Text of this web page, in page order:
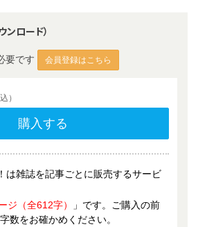
ンロード）
要です 会員登録はこちら
）
購入する
は雑誌を記事ごとに販売するサービ
ジ（全612字）
」です。ご購入の前
数をお確かめください。